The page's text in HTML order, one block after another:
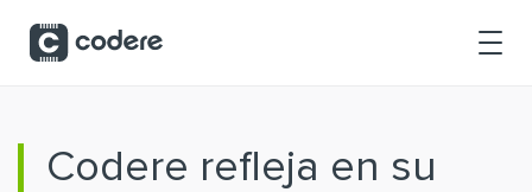
Codere refleja en su